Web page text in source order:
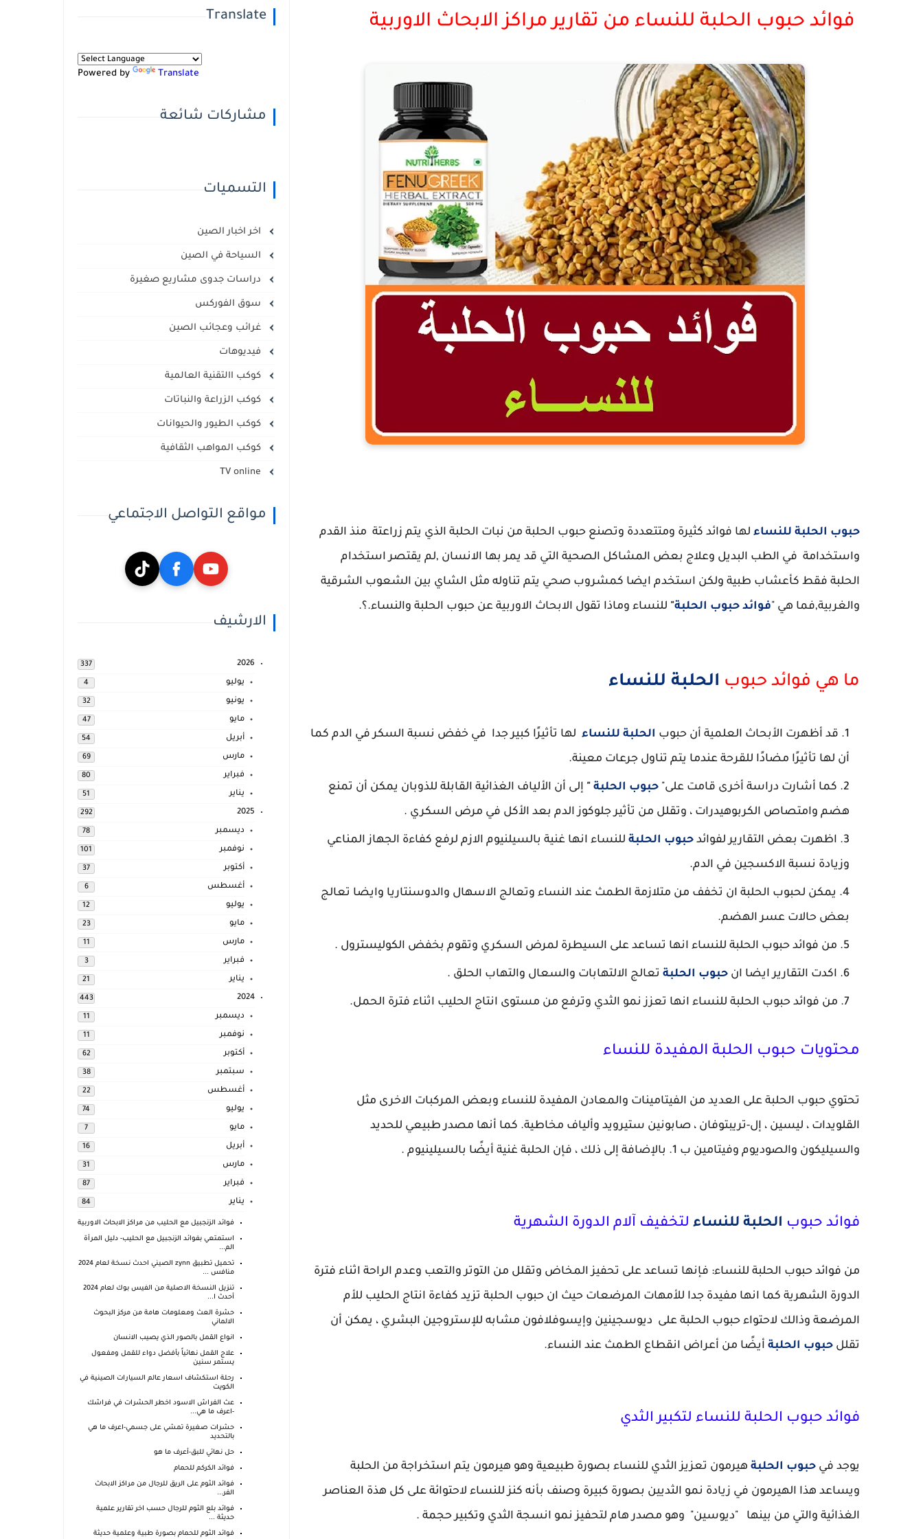
فوائد حبوب الحلبة للنساء من تقارير مراكز الابحاث الاوربية
حبوب الحلبة للنساء لها فوائد كثيرة ومتتعددة وتصنع حبوب الحلبة من نبات الحلبة الذي يتم زراعتة منذ القدم
واستخدامة في الطب البديل وعلاج بعض المشاكل الصحية التي قد يمر بها الانسان ,لم يقتصر استخدام
الحلبة فقط كأعشاب طبية ولكن استخدم ايضا كمشروب صحي يتم تناوله مثل الشاي بين الشعوب الشرقية
والغربية,فما هي "فوائد حبوب الحلبة" للنساء وماذا تقول الابحاث الاوربية عن حبوب الحلبة والنساء.؟.
ما هي فوائد حبوب الحلبة للنساء
قد أظهرت الأبحاث العلمية أن حبوب الحلبة للنساء لها تأثيرًا كبير جدا في خفض نسبة السكر في الدم كما
أن لها تأثيرًا مضادًا للقرحة عندما يتم تناول جرعات معينة.
كما أشارت دراسة أخرى قامت على" حبوب الحلبة " إلى أن الألياف الغذائية القابلة للذوبان يمكن أن تمنع
هضم وامتصاص الكربوهيدرات ، وتقلل من تأثير جلوكوز الدم بعد الأكل في مرض السكري .
اظهرت بعض التقارير لفوائد حبوب الحلبة للنساء انها غنية بالسيلنيوم الازم لرفع كفاءة الجهاز المناعي
وزيادة نسبة الاكسجين في الدم.
يمكن لحبوب الحلبة ان تخفف من متلازمة الطمث عند النساء وتعالج الاسهال والدوسنتاريا وايضا تعالج
بعض حالات عسر الهضم.
من فوائد حبوب الحلبة للنساء انها تساعد على السيطرة لمرض السكري وتقوم بخفض الكوليسترول .
اكدت التقارير ايضا ان حبوب الحلبة تعالج الالتهابات والسعال والتهاب الحلق .
من فوائد حبوب الحلبة للنساء انها تعزز نمو الثدي وترفع من مستوى انتاج الحليب اثناء فترة الحمل.
محتويات حبوب الحلبة المفيدة للنساء
تحتوي حبوب الحلبة على العديد من الفيتامينات والمعادن المفيدة للنساء وبعض المركبات الاخرى مثل
القلويدات ، ليسين ، إل-تريبتوفان ، صابونين ستيرويد وألياف مخاطية. كما أنها مصدر طبيعي للحديد
والسيليكون والصوديوم وفيتامين ب 1. بالإضافة إلى ذلك ، فإن الحلبة غنية أيضًا بالسيلينيوم .
فوائد حبوب الحلبة للنساء لتخفيف آلام الدورة الشهرية
من فوائد حبوب الحلبة للنساء: فإنها تساعد على تحفيز المخاض وتقلل من التوتر والتعب وعدم الراحة اثناء فترة
الدورة الشهرية كما انها مفيدة جدا للأمهات المرضعات حيث ان حبوب الحلبة تزيد كفاءة انتاج الحليب للأم
المرضعة وذالك لاحتواء حبوب الحلبة على ديوسجينين وإيسوفلافون مشابه للإستروجين البشري ، يمكن أن
تقلل حبوب الحلبة أيضًا من أعراض انقطاع الطمث عند النساء.
فوائد حبوب الحلبة للنساء لتكبير الثدي
يوجد في حبوب الحلبة هيرمون تعزيز الثدي للنساء بصورة طبيعية وهو هيرمون يتم استخراجة من الحلبة
ويساعد هذا الهيرمون في زيادة نمو الثديين بصورة كبيرة وصنف بأنه كنز للنساء لاحتوائة على كل هذة العناصر
الغذائية والتي من بينها "ديوسين" وهو مصدر هام لتحفيز نمو انسجة الثدي وتكبير حجمة .
Translate
Powered by Translate
مشاركات شائعة
التسميات
اخر اخبار الصين
السياحة في الصين
دراسات جدوى مشاريع صغيرة
سوق الفوركس
غرائب وعجائب الصين
فيديوهات
كوكب االتقنية العالمية
كوكب الزراعة والنباتات
كوكب الطيور والحيوانات
كوكب المواهب الثقافية
مواقع التواصل الاجتماعي
الارشيف
2026
337
يوليو 4
يونيو 32
مايو 47
أبريل 54
مارس 69
فبراير 80
يناير 51
2025
292
ديسمبر 78
نوفمبر 101
أكتوبر 37
أغسطس 6
يوليو 12
مايو 23
مارس 11
فبراير 3
يناير 21
2024
443
ديسمبر 11
نوفمبر 11
أكتوبر 62
سبتمبر 38
أغسطس 22
يوليو 74
مايو 7
أبريل 16
مارس 31
فبراير 87
يناير 84
فوائد الزنجبيل مع الحليب من مراكز الابحاث الاوربية
استمتعي بفوائد الزنجبيل مع الحليب- دليل المرأة
الم...
تحميل تطبيق zynn الصيني احدث نسخة لعام 2024
منافس ...
تنزيل النسخة الاصلية من الفيس بوك لعام 2024
أحدث ا...
حشرة العث ومعلومات هامة من مركز البحوث
الالماني
انواع القمل بالصور الذي يصيب الانسان
علاج القمل نهائياً بأفضل دواء للقمل ومفعول
يستمر سنين
رحلة استكشاف اسعار عالم السيارات الصينية في
الكويت
عث الفراش الاسود اخطر الحشرات في فراشك
-اعرف ما هي...
حشرات صغيرة تمشي على جسمي-اعرف ما هي
بالتحديد
حل نهائي للبق-أعرف ما هو
فوائد الكركم للحمام
فوائد الثوم على الريق للرجال من مراكز الابحاث
الفر...
فوائد بلع الثوم للرجال حسب اخر تقارير علمية
حديثة ...
فوائد الثوم للحمام بصورة طبية وعلمية حديثة